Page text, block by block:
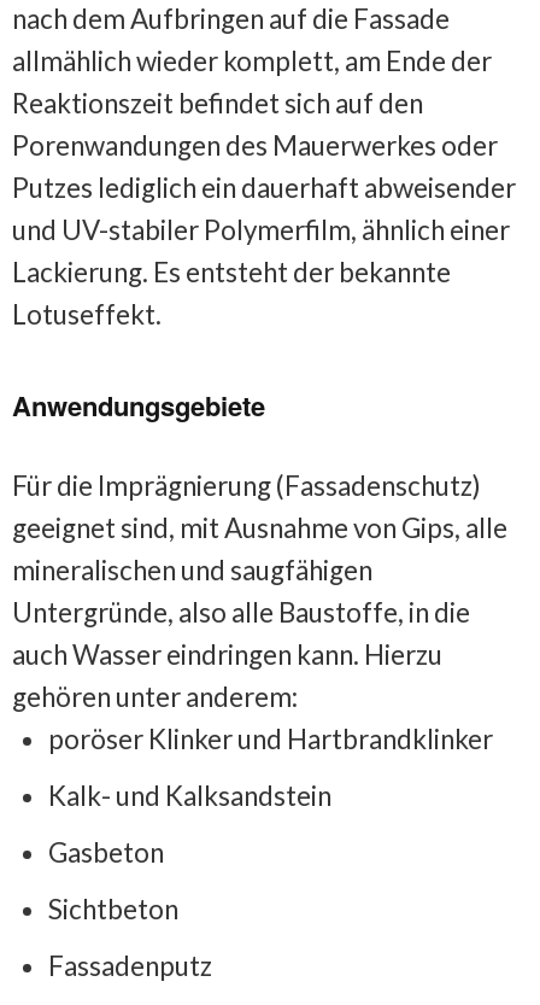
nach dem Aufbringen auf die Fassade
allmählich wieder komplett, am Ende der
Reaktionszeit befindet sich auf den
Porenwandungen des Mauerwerkes oder
Putzes lediglich ein dauerhaft abweisender
und UV-stabiler Polymerfilm, ähnlich einer
Lackierung. Es entsteht der bekannte
Lotuseffekt.
Anwendungsgebiete
Für die Imprägnierung (Fassadenschutz)
geeignet sind, mit Ausnahme von Gips, alle
mineralischen und saugfähigen
Untergründe, also alle Baustoffe, in die
auch Wasser eindringen kann. Hierzu
gehören unter anderem:
poröser Klinker und Hartbrandklinker
Kalk- und Kalksandstein
Gasbeton
Sichtbeton
Fassadenputz